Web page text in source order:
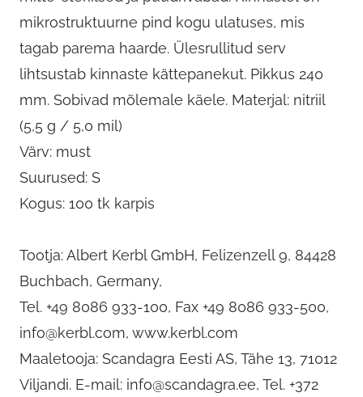
mikrostruktuurne pind kogu ulatuses, mis
tagab parema haarde. Ülesrullitud serv
lihtsustab kinnaste kättepanekut. Pikkus 240
mm. Sobivad mõlemale käele. Materjal: nitriil
(5,5 g / 5,0 mil)
Värv: must
Suurused: S
Kogus: 100 tk karpis
Tootja: Albert Kerbl GmbH, Felizenzell 9, 84428
Buchbach, Germany,
Tel. +49 8086 933-100, Fax +49 8086 933-500,
info@kerbl.com, www.kerbl.com
Maaletooja: Scandagra Eesti AS, Tähe 13, 71012
Viljandi. E-mail: info@scandagra.ee, Tel. +372